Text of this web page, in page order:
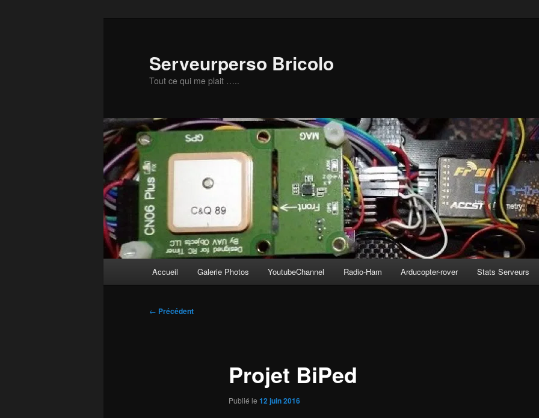
Serveurperso Bricolo
Tout ce qui me plait …..
Accueil Galerie Photos YoutubeChannel Radio-Ham Arducopter-rover Stats Serveurs
Navigation
← Précédent
Projet BiPed
Publié le 12 juin 2016